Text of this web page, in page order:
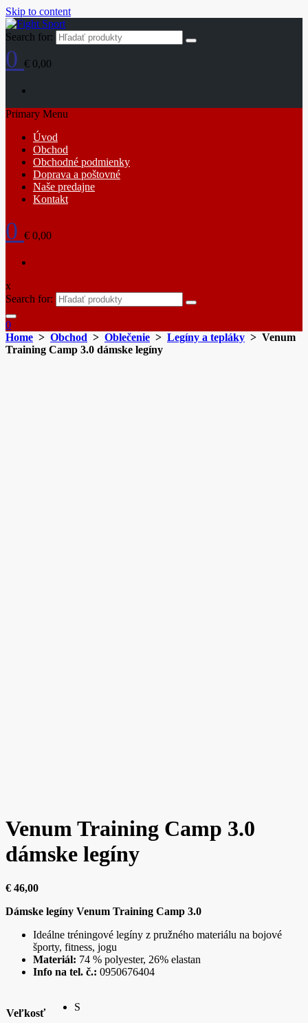
Skip to content
Search for:
0 € 0,00
Primary Menu
Úvod
Obchod
Obchodné podmienky
Doprava a poštovné
Naše predajne
Kontakt
0 € 0,00
x
Search for:
0
Home > Obchod > Oblečenie > Legíny a tepláky > Venum
Training Camp 3.0 dámske legíny
Venum Training Camp 3.0
dámske legíny
€ 46,00
Dámske legíny Venum Training Camp 3.0
Ideálne tréningové legíny z pružného materiálu na bojové
športy, fitness, jogu
Materiál: 74 % polyester, 26% elastan
Info na tel. č.: 0950676404
Veľkosť
S